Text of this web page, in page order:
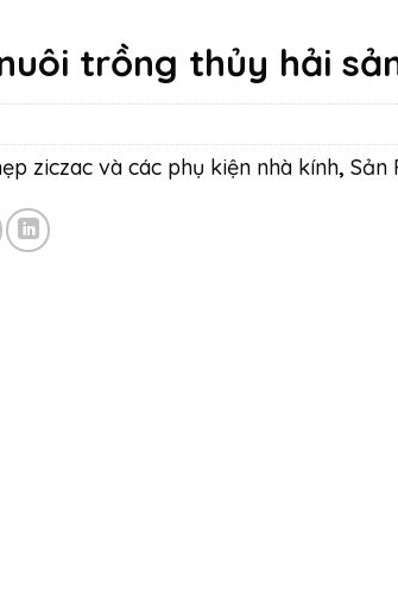
trồng thủy hải
ziczac và các phụ kiện nhà kính, Sản